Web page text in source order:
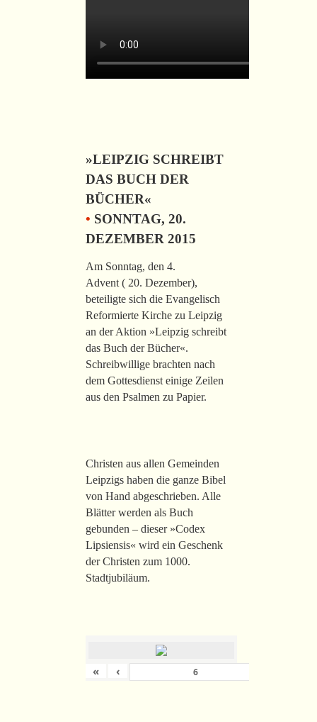
»LEIPZIG SCHREIBT
DAS BUCH DER
BÜCHER«
• SONNTAG, 20.
DEZEMBER 2015
Am Sonntag, den 4.
Advent ( 20. Dezember),
beteiligte sich die Evangelisch
Reformierte Kirche zu Leipzig
an der Aktion »Leipzig schreibt
das Buch der Bücher«.
Schreibwillige brachten nach
dem Gottesdienst einige Zeilen
aus den Psalmen zu Papier.
Christen aus allen Gemeinden
Leipzigs haben die ganze Bibel
von Hand abgeschrieben. Alle
Blätter werden als Buch
gebunden – dieser »Codex
Lipsiensis« wird ein Geschenk
der Christen zum 1000.
Stadtjubiläum.
« ‹